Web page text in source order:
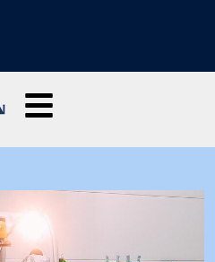
FORMAZIONE: Clicca qui per richiedere